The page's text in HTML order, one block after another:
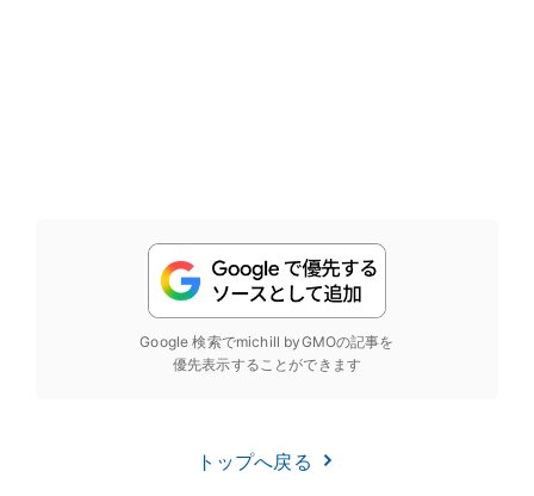
Google 検索でmichill byGMOの記事を
優先表示することができます
トップへ戻る